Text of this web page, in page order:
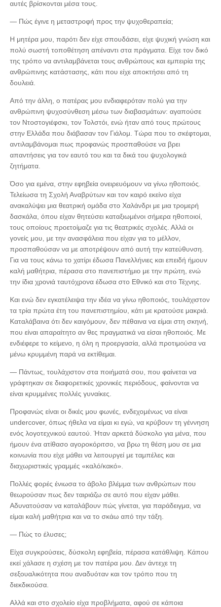
αυτές βρίσκονται μέσα τους.
— Πώς έγινε η μεταστροφή προς την ψυχοθεραπεία;
Η μητέρα μου, παρότι δεν είχε σπουδάσει, είχε ψυχική γνώση και
πολύ σωστή τοποθέτηση απέναντι στα πράγματα. Είχε τον δικό
της τρόπο να αντιλαμβάνεται τους ανθρώπους και εμπειρία της
ανθρώπινης κατάστασης, κάτι που είχε αποκτήσει από τη
δουλειά.
Από την άλλη, ο πατέρας μου ενδιαφερόταν πολύ για την
ανθρώπινη ψυχοσύνθεση μέσω των διαβασμάτων: αγαπούσε
τον Ντοστογιέφσκι, τον Τολστόι, ενώ ήταν από τους πρώτους
στην Ελλάδα που διάβασαν τον Γιάλομ. Τώρα που το σκέφτομαι,
αντιλαμβάνομαι πως προφανώς προσπαθούσε να βρει
απαντήσεις για τον εαυτό του και τα δικά του ψυχολογικά
ζητήματα.
Όσο για εμένα, στην εφηβεία ονειρευόμουν να γίνω ηθοποιός.
Τελείωσα τη Σχολή Αναβρύτων και τον καιρό εκείνο είχα
ανακαλύψει μια θεατρική ομάδα στο Χαλάνδρι με μια τρομερή
δασκάλα, όπου είχαν θητεύσει καταξιωμένοι σήμερα ηθοποιοί,
τους οποίους προετοίμαζε για τις θεατρικές σχολές. Αλλά οι
γονείς μου, με την ανασφάλεια που είχαν για το μέλλον,
προσπαθούσαν να με αποτρέψουν από αυτή την κατεύθυνση.
Για να τους κάνω το χατίρι έδωσα Πανελλήνιες και επειδή ήμουν
καλή μαθήτρια, πέρασα στο πανεπιστήμιο με την πρώτη, ενώ
την ίδια χρονιά ταυτόχρονα έδωσα στο Εθνικό και στο Τέχνης.
Και ενώ δεν εγκατέλειψα την ιδέα να γίνω ηθοποιός, τουλάχιστον
τα τρία πρώτα έτη του πανεπιστημίου, κάτι με κρατούσε μακριά.
Καταλάβαινα ότι δεν καιγόμουν, δεν πέθαινα να είμαι στη σκηνή,
που είναι απαραίτητο αν θες πραγματικά να είσαι ηθοποιός. Με
ενδιέφερε το κείμενο, η όλη η προεργασία, αλλά προτιμούσα να
μένω κρυμμένη παρά να εκτίθεμαι.
— Πάντως, τουλάχιστον στα ποιήματά σου, που φαίνεται να
γράφτηκαν σε διαφορετικές χρονικές περιόδους, φαίνονται να
είναι κρυμμένες πολλές γυναίκες.
Προφανώς είναι οι δικές μου φωνές, ενδεχομένως να είναι
undercover, όπως ήθελα να είμαι κι εγώ, να κρύβουν τη γέννηση
ενός λογοτεχνικού εαυτού. Ήταν αρκετά δύσκολο για μένα, που
ήμουν ένα ατίθασο αγοροκόριτσο, να βρω τη θέση μου σε μια
κοινωνία που είχε μάθει να λειτουργεί με ταμπέλες και
διαχωριστικές γραμμές «καλό/κακό».
Πολλές φορές ένιωσα το άβολο βλέμμα των ανθρώπων που
θεωρούσαν πως δεν ταιριάζω σε αυτό που είχαν μάθει.
Αδυνατούσαν να καταλάβουν πώς γίνεται, για παράδειγμα, να
είμαι καλή μαθήτρια και να το σκάω από την τάξη.
— Πώς το έλυσες;
Είχα συγκρούσεις, δύσκολη εφηβεία, πέρασα κατάθλιψη. Κάπου
εκεί χάλασε η σχέση με τον πατέρα μου. Δεν άντεχε τη
σεξουαλικότητα που αναδυόταν και τον τρόπο που τη
διεκδικούσα.
Αλλά και στο σχολείο είχα προβλήματα, αφού σε κάποια